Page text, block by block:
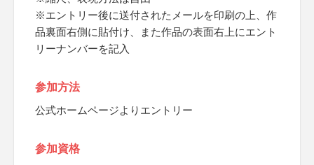
※エントリー後に送付されたメールを印刷の上、作
品裏面右側に貼付け、また作品の表面右上にエント
リーナンバーを記入
参加方法
公式ホームページよりエントリー
参加資格